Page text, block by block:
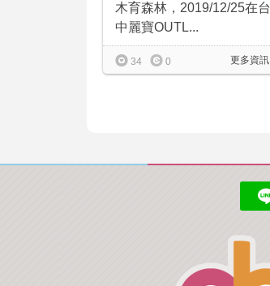
木育森林，2019/12/25在台
中麗寶OUTL...
更多資訊
34 0